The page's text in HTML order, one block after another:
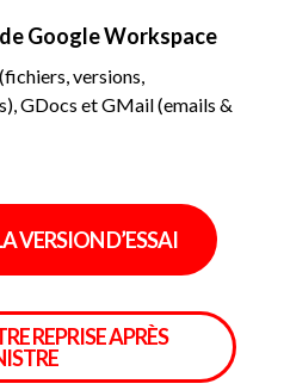
Google Workspace
versions,
GDocs et GMail (emails &
VERSION D’ESSAI
REPRISE APRÈS